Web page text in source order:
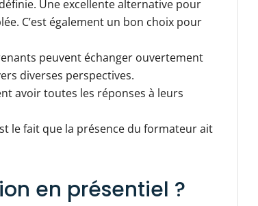
Une excellente alternative pour
C’est également un bon choix pour
peuvent échanger ouvertement
diverses perspectives.
avoir toutes les réponses à leurs
le fait que la présence du formateur ait
en présentiel ?